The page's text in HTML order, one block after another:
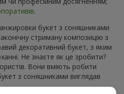
.
букет з соняшниками
стриману композицію з
декоративний букет, з яким
Не знаєте як це зробити?
Вони вміють робити
з соняшниками виглядав